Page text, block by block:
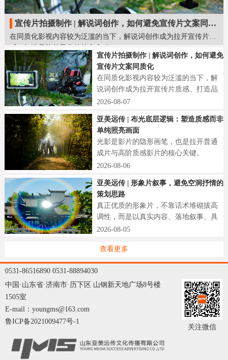
宣传片拍摄制作 | 解说词创作，如何避免宣传片文案同质化
在同质化影视内容较为泛滥的当下，解说词创作成为拉开宣传片质
宣传片拍摄制作 | 解说词创作，如何避免
宣传片文案同质化
在同质化影视内容较为泛滥的当下，解
说词创作成为拉开宣传片质感、打造品
牌差异化的核心突破口。
2026-08-07
亚美远传 | 布光底层逻辑：塑造质感而非
单纯照亮画面
光影是影片的隐形画笔，也是拉开普通
成片与高阶质感影片的核心关键。
2026-08-06
亚美远传 | 形象片叙事，避免空洞抒情的
策划思路
真正优质的形象片，不靠话术堆砌拔高
调性，而是以真实内容、落地叙事、具
象细节打动观众。
2026-08-05
查看更多
0531-86516890 0531-88894030
中国·山东省·济南市·历下区 山钢新天地广场8号楼
1505室
E-mail：youngms@163.com
鲁ICP备2021009477号-1
关注微信